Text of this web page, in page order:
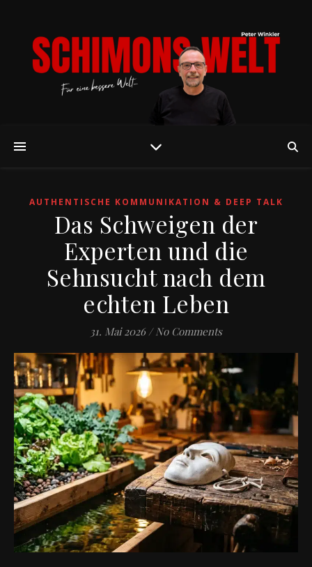
AUTHENTISCHE KOMMUNIKATION & DEEP TALK
Das Schweigen der
Experten und die
Sehnsucht nach dem
echten Leben
31. Mai 2026 / No Comments